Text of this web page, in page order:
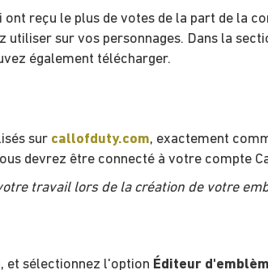
reçu le plus de votes de la part de la
sur vos personnages. Dans la
également télécharger.
sur callofduty.com, exactement
devrez être connecté à votre compte
travail lors de la création de votre
et sélectionnez l'option Éditeur